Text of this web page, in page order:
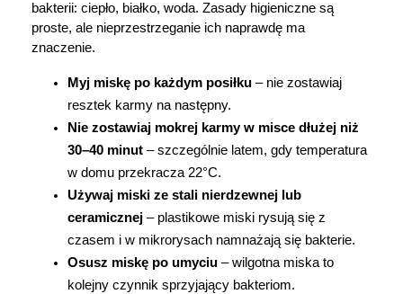
Korzystamy z plików cookies w celu
dostosowania zawartości serwisu do Twoich
bakterii: ciepło, białko, woda. Zasady higieniczne są
proste, ale nieprzestrzeganie ich naprawdę ma
znaczenie.
Myj miskę po każdym posiłku – nie zostawiaj
resztek karmy na następny.
Nie zostawiaj mokrej karmy w misce dłużej niż
30–40 minut – szczególnie latem, gdy temperatura
w domu przekracza 22°C.
Używaj miski ze stali nierdzewnej lub
ceramicznej – plastikowe miski rysują się z
czasem i w mikrorysach namnażają się bakterie.
Osusz miskę po umyciu – wilgotna miska to
kolejny czynnik sprzyjający bakteriom.